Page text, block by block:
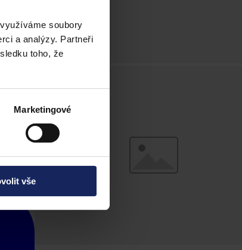
soubory
a analýzy. Partneři
toho, že
Marketingové
vše